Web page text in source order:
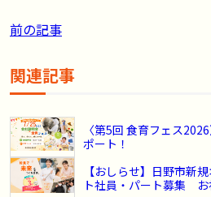
前の記事
関連記事
〈第5回 食育フェス
ポート！
【おしらせ】日野市新
ト社員・パート募集